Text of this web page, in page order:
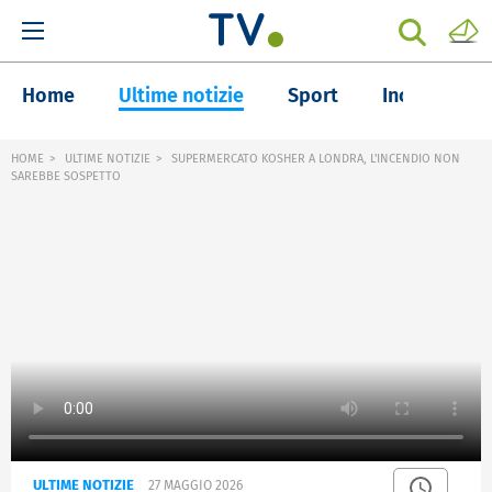
Home Ultime notizie Sport Inchieste
HOME ULTIME NOTIZIE
SUPERMERCATO KOSHER A LONDRA, L'INCENDIO NON
SAREBBE SOSPETTO
ULTIME NOTIZIE 27 MAGGIO 2026